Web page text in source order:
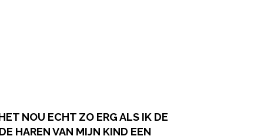
HET NOU ECHT ZO ERG ALS IK DE
HAREN VAN MIJN KIND EEN